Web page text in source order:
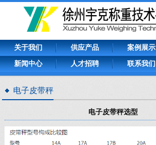
关于我们 供应产品 案例展示
新闻中心 人才招聘 联系我们
电子皮带秤
电子皮带秤选型